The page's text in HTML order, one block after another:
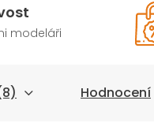
modeláři
Hodnocení